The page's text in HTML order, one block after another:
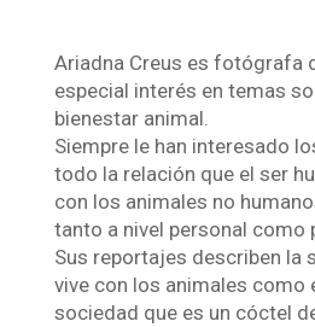
Ariadna Creus es fotógrafa
especial interés en temas
bienestar animal.
Siempre le han interesado
todo la relación que el ser
con los animales no
tanto a nivel personal como
Sus reportajes describen la
vive con los animales como
sociedad que es un cóctel